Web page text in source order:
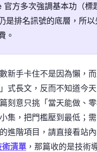
官方多次強調基本功（標
是排名訊號的底層，所
。
新手卡住不是因為懶，
」式長文，反而不知道今
刻意只挑「當天能做、
集，把門檻壓到最低；
進階項目，請直接看站
術清單 ，那篇收的是技術